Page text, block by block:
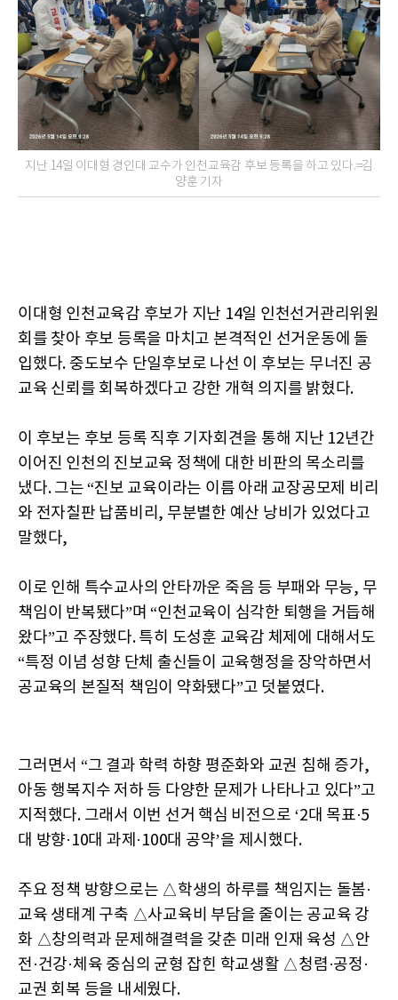
지난 14일 이대형 경인대 교수가 인천교육감 후보 등록을 하고 있다.=김
양훈 기자
이대형 인천교육감 후보가 지난 14일 인천선거관리위원
회를 찾아 후보 등록을 마치고 본격적인 선거운동에 돌
입했다. 중도보수 단일후보로 나선 이 후보는 무너진 공
교육 신뢰를 회복하겠다고 강한 개혁 의지를 밝혔다.
이 후보는 후보 등록 직후 기자회견을 통해 지난 12년간
이어진 인천의 진보교육 정책에 대한 비판의 목소리를
냈다. 그는 “진보 교육이라는 이름 아래 교장공모제 비리
와 전자칠판 납품비리, 무분별한 예산 낭비가 있었다고
말했다,
이로 인해 특수교사의 안타까운 죽음 등 부패와 무능, 무
책임이 반복됐다”며 “인천교육이 심각한 퇴행을 거듭해
왔다”고 주장했다. 특히 도성훈 교육감 체제에 대해서도
“특정 이념 성향 단체 출신들이 교육행정을 장악하면서
공교육의 본질적 책임이 약화됐다”고 덧붙였다.
그러면서 “그 결과 학력 하향 평준화와 교권 침해 증가,
아동 행복지수 저하 등 다양한 문제가 나타나고 있다”고
지적했다. 그래서 이번 선거 핵심 비전으로 ‘2대 목표·5
대 방향·10대 과제·100대 공약’을 제시했다.
주요 정책 방향으로는 △학생의 하루를 책임지는 돌봄·
교육 생태계 구축 △사교육비 부담을 줄이는 공교육 강
화 △창의력과 문제해결력을 갖춘 미래 인재 육성 △안
전·건강·체육 중심의 균형 잡힌 학교생활 △청렴·공정·
교권 회복 등을 내세웠다.